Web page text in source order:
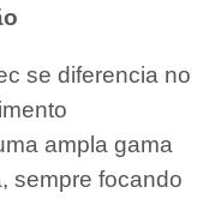
se diferencia no
ampla gama
sempre focando